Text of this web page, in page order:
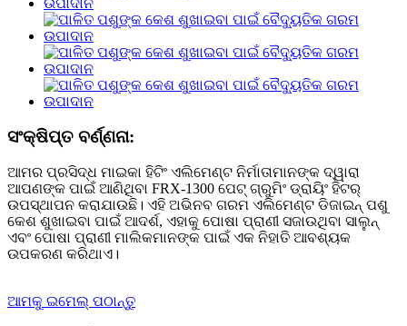
ସଂକ୍ଷିପ୍ତ ବର୍ଣ୍ଣନା:
ଆମର ପ୍ରସିଦ୍ଧ ମାଇକା ହିଟିଂ ଏଲିମେଣ୍ଟ ନିର୍ମାତାମାନଙ୍କ ଦ୍ୱାରା
ଆପଣଙ୍କ ପାଇଁ ଆଣିଥିବା FRX-1300 ପେଟ୍ ଗ୍ରୁମିଂ ଡ୍ରାୟିଂ ହିଟର୍
ଉପସ୍ଥାପନ କରାଯାଉଛି। ଏହି ଅଭିନବ ଗରମ ଏଲିମେଣ୍ଟ ଡିଜାଇନ୍ ପଶୁ
କେଶ ଶୁଖାଇବା ପାଇଁ ଆଦର୍ଶ, ଏହାକୁ ପୋଷା ପ୍ରାଣୀ ସଜାଉଥିବା ସାଲୁନ୍
ଏବଂ ପୋଷା ପ୍ରାଣୀ ମାଲିକମାନଙ୍କ ପାଇଁ ଏକ ନିହାତି ଆବଶ୍ୟକ
ଉପକରଣ କରିଥାଏ।
ଆମକୁ ଇମେଲ୍ ପଠାନ୍ତୁ